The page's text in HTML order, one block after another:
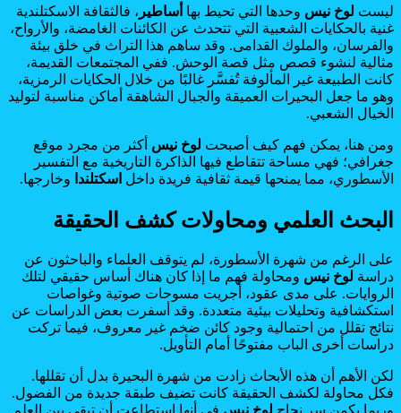
ليست لوخ نيس وحدها التي تحيط بها أساطير ، فالثقافة الاسكتلندية
غنية بالحكايات الشعبية التي تتحدث عن الكائنات الغامضة، والأرواح،
والفرسان، والملوك القدامى. وقد ساهم هذا التراث في خلق بيئة
مثالية لنشوء قصص مثل قصة الوحش. ففي المجتمعات القديمة،
كانت الطبيعة غير المألوفة تُفسَّر غالبًا من خلال الحكايات الرمزية،
وهو ما جعل البحيرات العميقة والجبال الشاهقة أماكن مناسبة لتوليد
الخيال الشعبي.
ومن هنا، يمكن فهم كيف أصبحت لوخ نيس أكثر من مجرد موقع
جغرافي؛ فهي مساحة تتقاطع فيها الذاكرة التاريخية مع التفسير
الأسطوري، مما يمنحها قيمة ثقافية فريدة داخل اسكتلندا وخارجها.
البحث العلمي ومحاولات كشف الحقيقة
على الرغم من شهرة الأسطورة، لم يتوقف العلماء والباحثون عن
دراسة لوخ نيس ومحاولة فهم ما إذا كان هناك أساس حقيقي لتلك
الروايات. على مدى عقود، أُجريت مسوحات صوتية وغواصات
استكشافية وتحليلات بيئية متعددة. وقد أسفرت بعض الدراسات عن
نتائج تقلل من احتمالية وجود كائن ضخم غير معروف، فيما تركت
دراسات أخرى الباب مفتوحًا أمام التأويل.
لكن الأهم أن هذه الأبحاث زادت من شهرة البحيرة بدل أن تقللها.
فكل محاولة لكشف الحقيقة كانت تضيف طبقة جديدة من الفضول.
وربما يكمن سر نجاح لوخ نيس في أنها استطاعت أن تبقى بين العلم